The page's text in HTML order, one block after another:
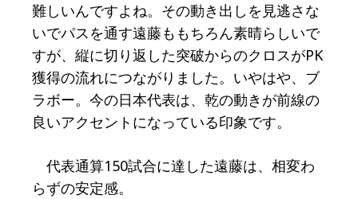
難しいんですよね。その動き出しを見逃さな
いでパスを通す遠藤ももちろん素晴らしいで
すが、縦に切り返した突破からのクロスがPK
獲得の流れにつながりました。いやはや、ブ
ラボー。今の日本代表は、乾の動きが前線の
良いアクセントになっている印象です。
代表通算150試合に達した遠藤は、相変わ
らずの安定感。